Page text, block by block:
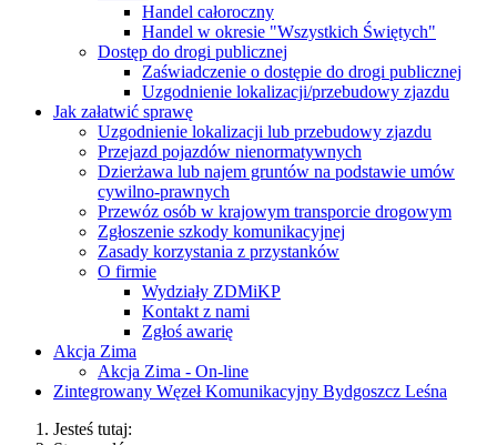
Handel całoroczny
Handel w okresie "Wszystkich Świętych"
Dostęp do drogi publicznej
Zaświadczenie o dostępie do drogi publicznej
Uzgodnienie lokalizacji/przebudowy zjazdu
Jak załatwić sprawę
Uzgodnienie lokalizacji lub przebudowy zjazdu
Przejazd pojazdów nienormatywnych
Dzierżawa lub najem gruntów na podstawie umów
cywilno-prawnych
Przewóz osób w krajowym transporcie drogowym
Zgłoszenie szkody komunikacyjnej
Zasady korzystania z przystanków
O firmie
Wydziały ZDMiKP
Kontakt z nami
Zgłoś awarię
Akcja Zima
Akcja Zima - On-line
Zintegrowany Węzeł Komunikacyjny Bydgoszcz Leśna
Jesteś tutaj: